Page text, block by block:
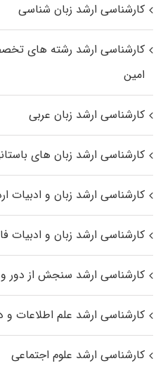
کارشناسی ارشد زبان شناسی
کارشناسی ارشد رﺷﺘﻪ ﻫﺎی
اﻣﻴﻦ
کارشناسی ارشد زبان عربی
کارشناسی ارشد زبان‌ های
کارشناسی ارشد زبان و ادبیات
کارشناسی ارشد زبان و ادبیات
کارشناسی ارشد سنجش از دور
کارشناسی ارشد علم اطلاعات
کارشناسی ارشد علوم اجتماعی